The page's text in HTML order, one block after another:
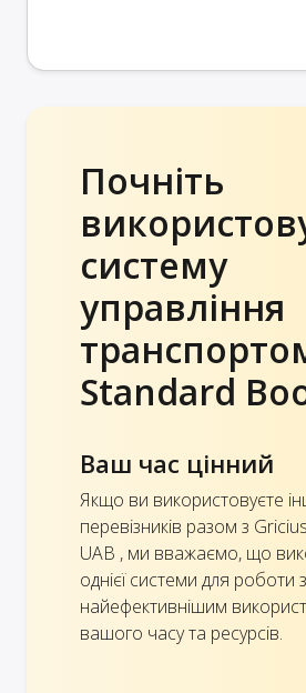
Почніть
систему
управління
Standard
Ваш час цінний
Якщо ви використовуєте
перевізників разом з
UAB , ми вважаємо, що
однієї системи для роботи
найефективнішим
вашого часу та ресурсів.